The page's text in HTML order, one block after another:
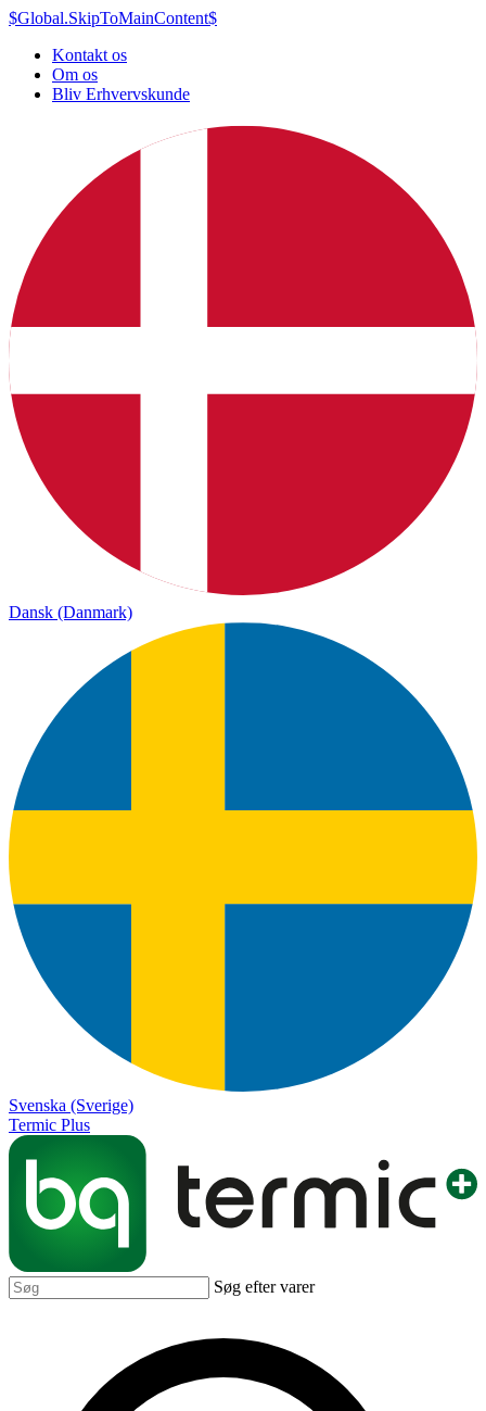
$Global.SkipToMainContent$
Kontakt os
Om os
Bliv Erhvervskunde
Dansk (Danmark)
Svenska (Sverige)
Termic Plus
Søg efter varer